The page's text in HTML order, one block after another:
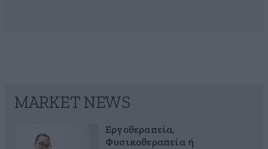
MARKET NEWS
Εργοθεραπεία,
Φυσικοθεραπεία ή